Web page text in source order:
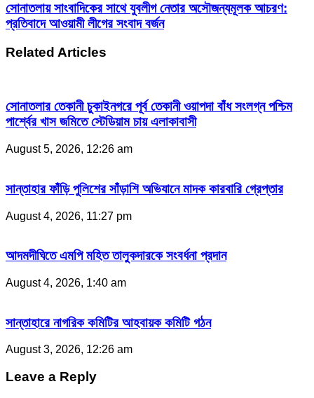
সোনাতলায় সাংবাদিকের সাথে যুবলীগ নেতার অসৌজন্যমূলক আচরণ:
প্রতিবাদে আওয়ামী লীগের সংবাদ বর্জন
Related Articles
সোনাতলার তেকানী চুকাইনগরে পূর্ব তেকানী ওয়াপদা বাঁধ সংলগ্ন পশ্চিম
পার্শ্বের খাস জমিতে স্টেডিয়াম চায় এলাকাবাসী
August 5, 2026, 12:26 am
সান্তাহার ফাঁড়ি পুলিশের সাঁড়াশি অভিযানে মাদক কারবারি গ্রেপ্তার
August 4, 2026, 11:27 pm
আদমদীঘিতে এমপি মহিত তালুকদারকে সংবর্ধনা প্রদান
August 4, 2026, 1:40 am
সান্তাহারে নাগরিক কমিটির আহবায়ক কমিটি গঠন
August 3, 2026, 12:26 am
Leave a Reply